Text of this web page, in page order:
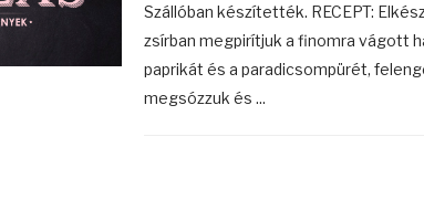
Szállóban készítették. RECEPT:
zsírban megpirítjuk a finomra vágott
paprikát és a paradicsompürét,
megsózzuk és ...